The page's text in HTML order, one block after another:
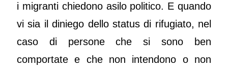
i migranti chiedono asilo politico. E quando
vi sia il diniego dello status di rifugiato, nel
caso di persone che si sono ben
comportate e che non intendono o non